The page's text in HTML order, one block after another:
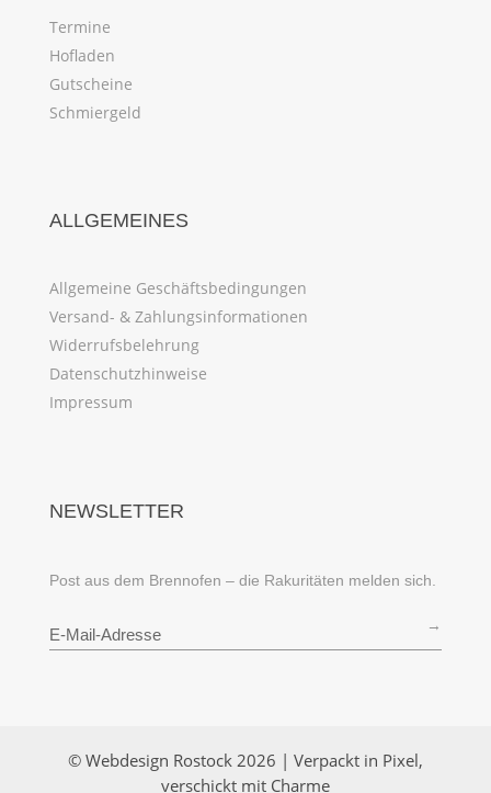
Termine
Hofladen
Gutscheine
Schmiergeld
ALLGEMEINES
Allgemeine Geschäftsbedingungen
Versand- & Zahlungsinformationen
Widerrufsbelehrung
Datenschutzhinweise
Impressum
NEWSLETTER
Post aus dem Brennofen – die Rakuritäten melden sich.
→
© Webdesign Rostock 2026 | Verpackt in Pixel,
verschickt mit Charme